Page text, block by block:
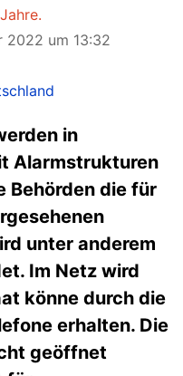
2022 um 13:32
in
Alarmstrukturen
Behörden die für
unter anderem
Im Netz wird
könne durch die
erhalten. Die
geöffnet